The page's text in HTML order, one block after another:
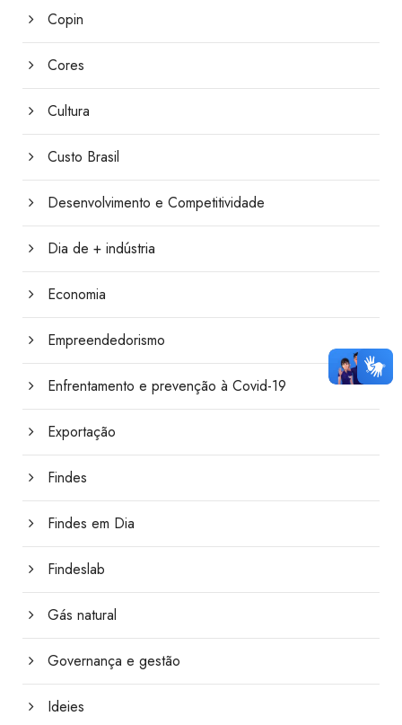
Copin
Cores
Cultura
Custo Brasil
Desenvolvimento e Competitividade
Dia de + indústria
Economia
Empreendedorismo
Enfrentamento e prevenção à Covid-19
Exportação
Findes
Findes em Dia
Findeslab
Gás natural
Governança e gestão
Ideies